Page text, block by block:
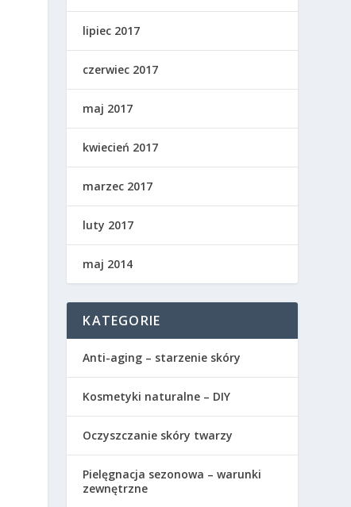
lipiec 2017
czerwiec 2017
maj 2017
kwiecień 2017
marzec 2017
luty 2017
maj 2014
KATEGORIE
Anti-aging – starzenie skóry
Kosmetyki naturalne – DIY
Oczyszczanie skóry twarzy
Pielęgnacja sezonowa – warunki
zewnętrzne